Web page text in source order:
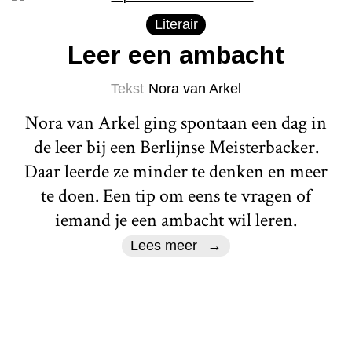
Literair
Leer een ambacht
Tekst Nora van Arkel
Nora van Arkel ging spontaan een dag in
de leer bij een Berlijnse Meisterbacker.
Daar leerde ze minder te denken en meer
te doen. Een tip om eens te vragen of
iemand je een ambacht wil leren.
Lees meer